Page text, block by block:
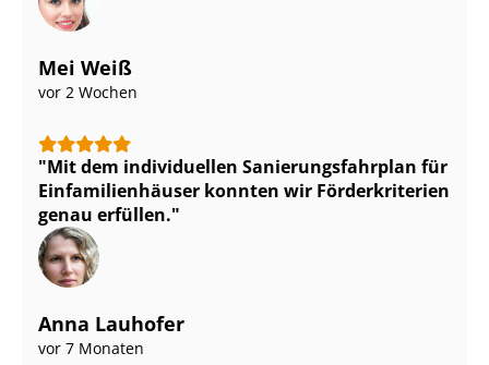
Mei Weiß
vor 2 Wochen
Mit dem individuellen Sa­nie­rungs­fahr­plan für
Ein­fa­mi­li­en­häu­ser konnten wir Förderkriterien
genau erfüllen.
Anna Lauhofer
vor 7 Monaten